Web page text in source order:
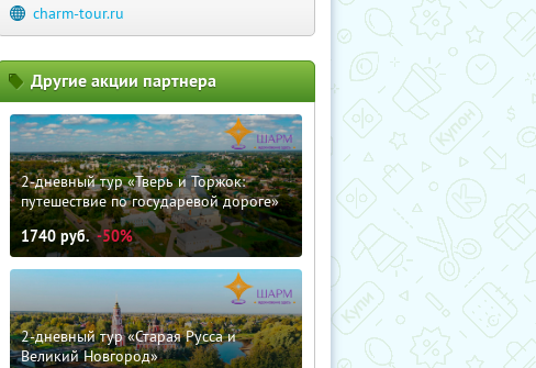
charm-tour.ru
Другие акции партнера
2-дневный тур «Тверь и Торжок:
путешествие по государевой дороге»
1740руб. -50%
2-дневный тур «Старая Русса и
Великий Новгород»